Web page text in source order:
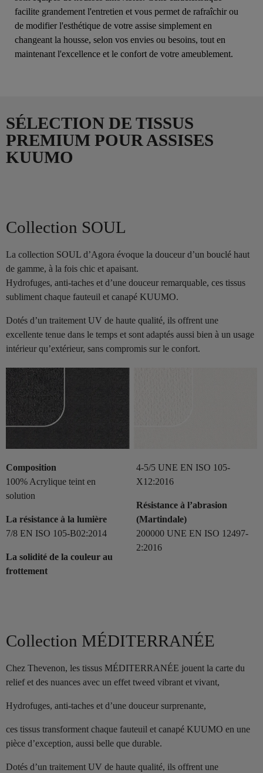
facilite grandement l'entretien et vous permet de rafraîchir ou
de modifier l'esthétique de votre assise simplement en
changeant la housse, selon vos envies ou besoins, tout en
maintenant l'excellence et le confort de votre ameublement.
SÉLECTION DE TISSUS
PREMIUM POUR ASSISES
KUUMO
Collection SOUL
La collection SOUL d’Agora évoque la douceur d’un bouclé haut
de gamme, à la fois chic et apaisant.
Hydrofuges, anti-taches et d’une douceur remarquable, ces tissus
subliment chaque fauteuil et canapé KUUMO.
Dotés d’un traitement UV de haute qualité, ils offrent une
excellente tenue dans le temps et sont adaptés aussi bien à un usage
intérieur qu’extérieur, sans compromis sur le confort.
Composition
100% Acrylique teint en
solution
La résistance à la lumière
7/8 EN ISO 105-B02:2014
La solidité de la couleur au
frottement
4-5/5 UNE EN ISO 105-
X12:2016
Résistance à l’abrasion
(Martindale)
200000 UNE EN ISO 12497-
2:2016
Collection MÉDITERRANÉE
Chez Thevenon, les tissus MÉDITERRANÉE jouent la carte du
relief et des nuances avec un effet tweed vibrant et vivant,
Hydrofuges, anti-taches et d’une douceur surprenante,
ces tissus transforment chaque fauteuil et canapé KUUMO en une
pièce d’exception, aussi belle que durable.
Dotés d’un traitement UV de haute qualité, ils offrent une